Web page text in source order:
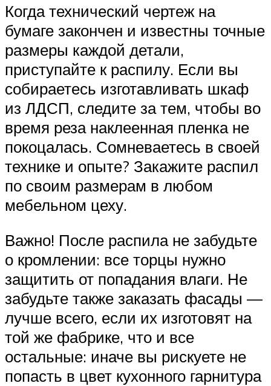
Когда технический чертеж на
бумаге закончен и известны точные
размеры каждой детали,
приступайте к распилу. Если вы
собираетесь изготавливать шкаф
из ЛДСП, следите за тем, чтобы во
время реза наклеенная пленка не
покоцалась. Сомневаетесь в своей
технике и опыте? Закажите распил
по своим размерам в любом
мебельном цеху.
Важно! После распила не забудьте
о кромлении: все торцы нужно
защитить от попадания влаги. Не
забудьте также заказать фасады —
лучше всего, если их изготовят на
той же фабрике, что и все
остальные: иначе вы рискуете не
попасть в цвет кухонного гарнитура